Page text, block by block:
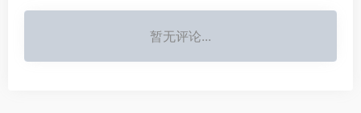
暂无评论...